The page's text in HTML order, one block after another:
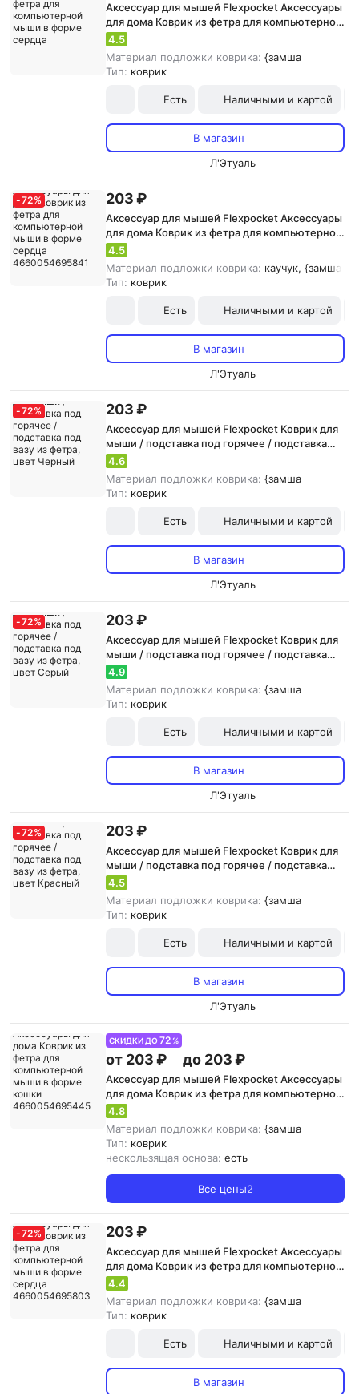
Аксессуар для мышей Flexpocket Аксессуары
для дома Коврик из фетра для компьютерной
мыши в форме сердца
4.5
Материал подложки коврика: {замша
Тип: коврик
Есть Наличными и картой
В магазин
Л'Этуаль
-72% 203 ₽
Аксессуар для мышей Flexpocket Аксессуары
для дома Коврик из фетра для компьютерной
мыши в форме сердца 4660054695841
4.5
Материал подложки коврика: каучук, {замша
Тип: коврик
Есть Наличными и картой
В магазин
Л'Этуаль
-72% 203 ₽
Аксессуар для мышей Flexpocket Коврик для
мыши / подставка под горячее / подставка
под вазу из фетра, цвет Черный
4.6
Материал подложки коврика: {замша
Тип: коврик
Есть Наличными и картой
В магазин
Л'Этуаль
-72% 203 ₽
Аксессуар для мышей Flexpocket Коврик для
мыши / подставка под горячее / подставка
под вазу из фетра, цвет Серый
4.9
Материал подложки коврика: {замша
Тип: коврик
Есть Наличными и картой
В магазин
Л'Этуаль
-72% 203 ₽
Аксессуар для мышей Flexpocket Коврик для
мыши / подставка под горячее / подставка
под вазу из фетра, цвет Красный
4.5
Материал подложки коврика: {замша
Тип: коврик
Есть Наличными и картой
В магазин
Л'Этуаль
СКИДКИ ДО72 %
от 203 ₽ до 203 ₽
Аксессуар для мышей Flexpocket Аксессуары
для дома Коврик из фетра для компьютерной
мыши в форме кошки 4660054695445
4.8
Материал подложки коврика: {замша
Тип: коврик
нескользящая основа: есть
Все цены2
-72% 203 ₽
Аксессуар для мышей Flexpocket Аксессуары
для дома Коврик из фетра для компьютерной
мыши в форме сердца 4660054695803
4.4
Материал подложки коврика: {замша
Тип: коврик
Есть Наличными и картой
В магазин